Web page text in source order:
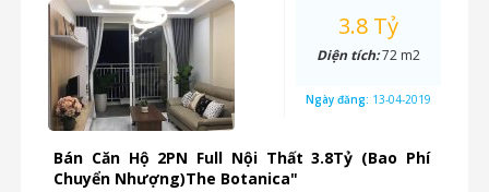
Bán Căn Hộ 2PN Full Nội Thất 3.8Tỷ (Bao Phí
Chuyển Nhượng)The Botanica"
3.8 Tỷ
Diện tích:72 m2
Ngày đăng: 13-04-2019